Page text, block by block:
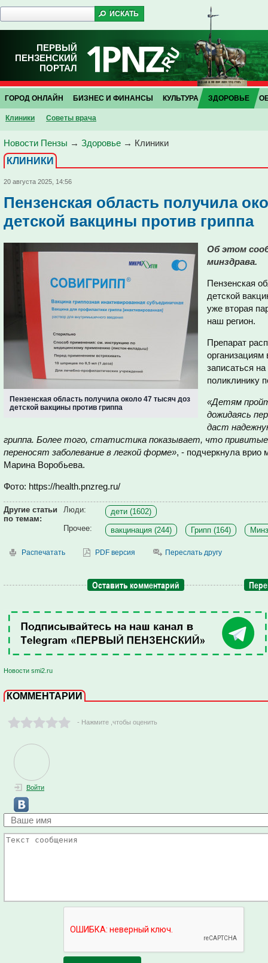
ПЕРВЫЙ
ПЕНЗЕНСКИЙ
ПОРТАЛ
ГОРОД ОНЛАЙН БИЗНЕС И ФИНАНСЫ КУЛЬТУРА ЗДОРОВЬЕ
Клиники Советы врача
Новости Пензы → Здоровье → Клиники
КЛИНИКИ
20 августа 2025, 14:56
Пензенская область получила
детской вакцины против гриппа
Пензенская область получила около 47 тысяч доз
детской вакцины против гриппа
Об этом
минздрава.
Пензенская
детской
уже вторая
наш регион.
Препарат
записаться
поликлинику
«Детям
дожидаясь
даст
гриппа. Более того, статистика показывает, что
переносят заболевание в легкой форме», - подчеркнула врио
Марина Воробьева.
Фото: https://health.pnzreg.ru/
Другие статьи
по темам:
Люди:
дети (1602)
Прочее:
вакцинация (244) Грипп (164)
Распечатать PDF версия Переслать другу
Оставить комментарий
Новости smi2.ru
КОММЕНТАРИИ
- Нажмите ,чтобы оценить
Войти